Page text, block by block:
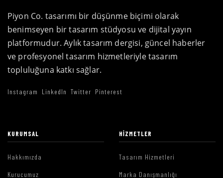
Piyon Co. tasarımı bir düşünme biçimi olarak
benimseyen bir tasarım stüdyosu ve dijital yayın
platformudur. Aylık tasarım dergisi, güncel haberler
ve profesyonel tasarım hizmetleriyle tasarım
topluluğuna katkı sağlar.
Instagram LinkedIn Twitter Pinterest
KURUMSAL
Hakkımızda
Kurucumuz
HIZMETLER
Tasarım Hizmetleri
Marka Danışmanlığı